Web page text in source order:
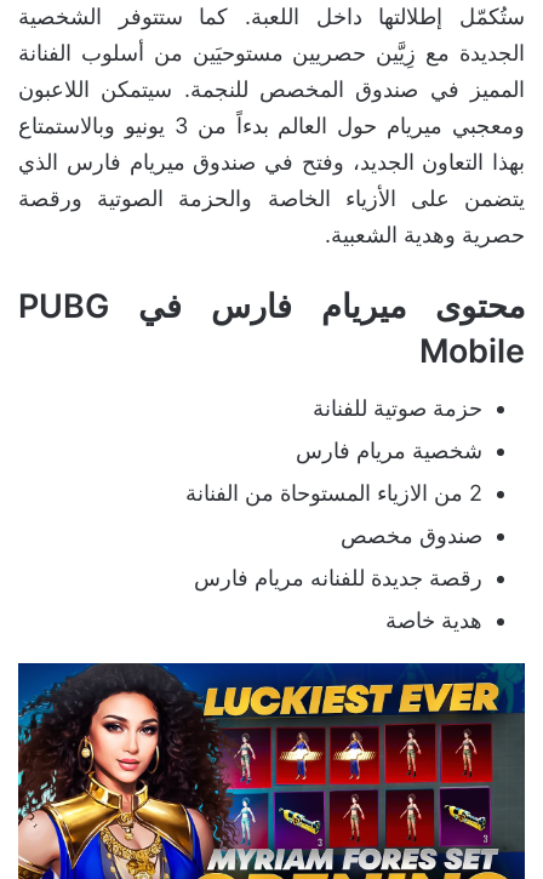
ستُكمّل إطلالتها داخل اللعبة. كما ستتوفر الشخصية
الجديدة مع زِيَّين حصريين مستوحيَين من أسلوب الفنانة
المميز في صندوق المخصص للنجمة. سيتمكن اللاعبون
ومعجبي ميريام حول العالم بدءاً من 3 يونيو وبالاستمتاع
بهذا التعاون الجديد، وفتح في صندوق ميريام فارس الذي
يتضمن على الأزياء الخاصة والحزمة الصوتية ورقصة
حصرية وهدية الشعبية.
محتوى ميريام فارس في PUBG
Mobile
حزمة صوتية للفنانة
شخصية مريام فارس
2 من الازياء المستوحاة من الفنانة
صندوق مخصص
رقصة جديدة للفنانه مريام فارس
هدية خاصة